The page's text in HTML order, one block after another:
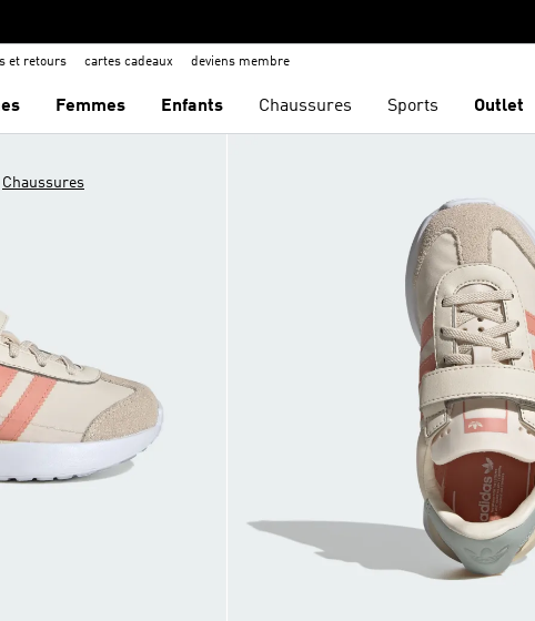
et retours cartes cadeaux deviens membre
Femmes Enfants Chaussures Sports Outlet
Chaussures